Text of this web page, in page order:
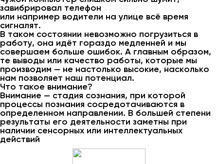
завибрировал телефон
или например водители на улице всё время
сигналят.
В таком состоянии невозможно погрузиться в
работу, она идёт гораздо медленней и мы
совершаем больше ошибок. А главным образом,
те выводы или качество работы, которые мы
производим — не настолько высокие, насколько
нам позволяет наш потенциал.
Что такое внимание?
Внимание — стадия сознания, при которой
процессы познания сосредотачиваются в
определенном направлении. В большей степени
результаты его деятельности заметны при
наличии сенсорных или интеллектуальных
действий